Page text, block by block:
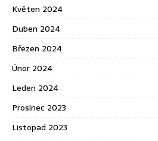
Květen 2024
Duben 2024
Březen 2024
Únor 2024
Leden 2024
Prosinec 2023
Listopad 2023